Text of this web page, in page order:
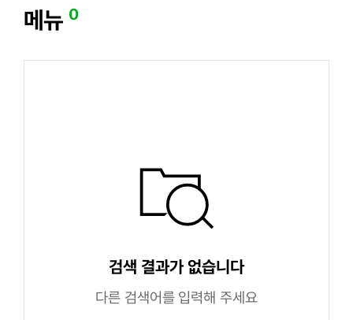
메뉴 0
검색 결과가 없습니다
다른 검색어를 입력해 주세요